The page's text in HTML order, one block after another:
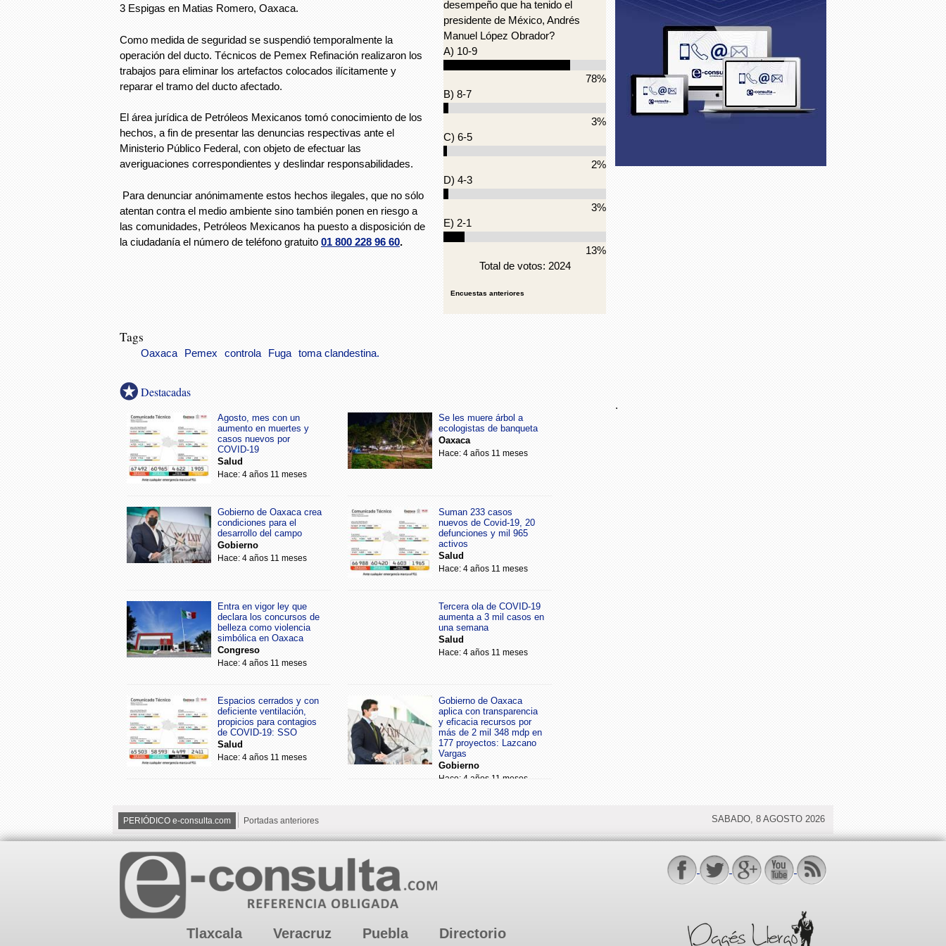
3 Espigas en Matias Romero, Oaxaca.
Como medida de seguridad se suspendió temporalmente la
operación del ducto. Técnicos de Pemex Refinación realizaron los
trabajos para eliminar los artefactos colocados ilícitamente y
reparar el tramo del ducto afectado.
El área jurídica de Petróleos Mexicanos tomó conocimiento de los
hechos, a fin de presentar las denuncias respectivas ante el
Ministerio Público Federal, con objeto de efectuar las
averiguaciones correspondientes y deslindar responsabilidades.
Para denunciar anónimamente estos hechos ilegales, que no sólo
atentan contra el medio ambiente sino también ponen en riesgo a
las comunidades, Petróleos Mexicanos ha puesto a disposición de
la ciudadanía el número de teléfono gratuito 01 800 228 96 60.
desempeño que ha tenido el
presidente de México, Andrés
Manuel López Obrador?
A) 10-9
78%
B) 8-7
3%
C) 6-5
2%
D) 4-3
3%
E) 2-1
13%
Total de votos: 2024
Encuestas anteriores
Tags
Oaxaca Pemex controla Fuga toma clandestina.
Destacadas
Agosto, mes con un
aumento en muertes y
casos nuevos por
COVID-19
Salud
Hace: 4 años 11 meses
Se les muere árbol a
ecologistas de banqueta
Oaxaca
Hace: 4 años 11 meses
Gobierno de Oaxaca crea
condiciones para el
desarrollo del campo
Gobierno
Hace: 4 años 11 meses
Suman 233 casos
nuevos de Covid-19, 20
defunciones y mil 965
activos
Salud
Hace: 4 años 11 meses
Entra en vigor ley que
declara los concursos de
belleza como violencia
simbólica en Oaxaca
Congreso
Hace: 4 años 11 meses
Tercera ola de COVID-19
aumenta a 3 mil casos en
una semana
Salud
Hace: 4 años 11 meses
Espacios cerrados y con
deficiente ventilación,
propicios para contagios
de COVID-19: SSO
Salud
Hace: 4 años 11 meses
Gobierno de Oaxaca
aplica con transparencia
y eficacia recursos por
más de 2 mil 348 mdp en
177 proyectos: Lazcano
Vargas
Gobierno
Hace: 4 años 11 meses
.
PERIÓDICO e-consulta.com Portadas anteriores SABADO, 8 AGOSTO 2026
Tlaxcala Veracruz Puebla Directorio